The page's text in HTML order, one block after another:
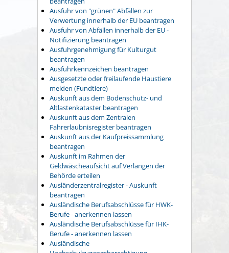
Ausfuhr von "grünen" Abfällen zur
Verwertung innerhalb der EU beantragen
Ausfuhr von Abfällen innerhalb der EU -
Notifizierung beantragen
Ausfuhrgenehmigung für Kulturgut
beantragen
Ausfuhrkennzeichen beantragen
Ausgesetzte oder freilaufende Haustiere
melden (Fundtiere)
Auskunft aus dem Bodenschutz- und
Altlastenkataster beantragen
Auskunft aus dem Zentralen
Fahrerlaubnisregister beantragen
Auskunft aus der Kaufpreissammlung
beantragen
Auskunft im Rahmen der
Geldwäscheaufsicht auf Verlangen der
Behörde erteilen
Ausländerzentralregister - Auskunft
beantragen
Ausländische Berufsabschlüsse für HWK-
Berufe - anerkennen lassen
Ausländische Berufsabschlüsse für IHK-
Berufe - anerkennen lassen
Ausländische